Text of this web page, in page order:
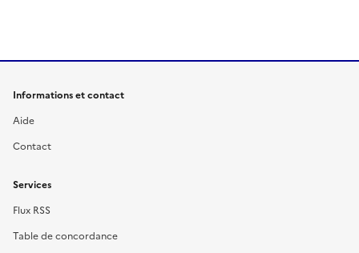
Informations et contact
Aide
Contact
Services
Flux RSS
Table de concordance